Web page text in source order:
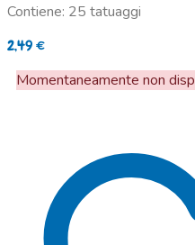
Contiene: 25 tatuaggi
2,49€
Momentaneamente non